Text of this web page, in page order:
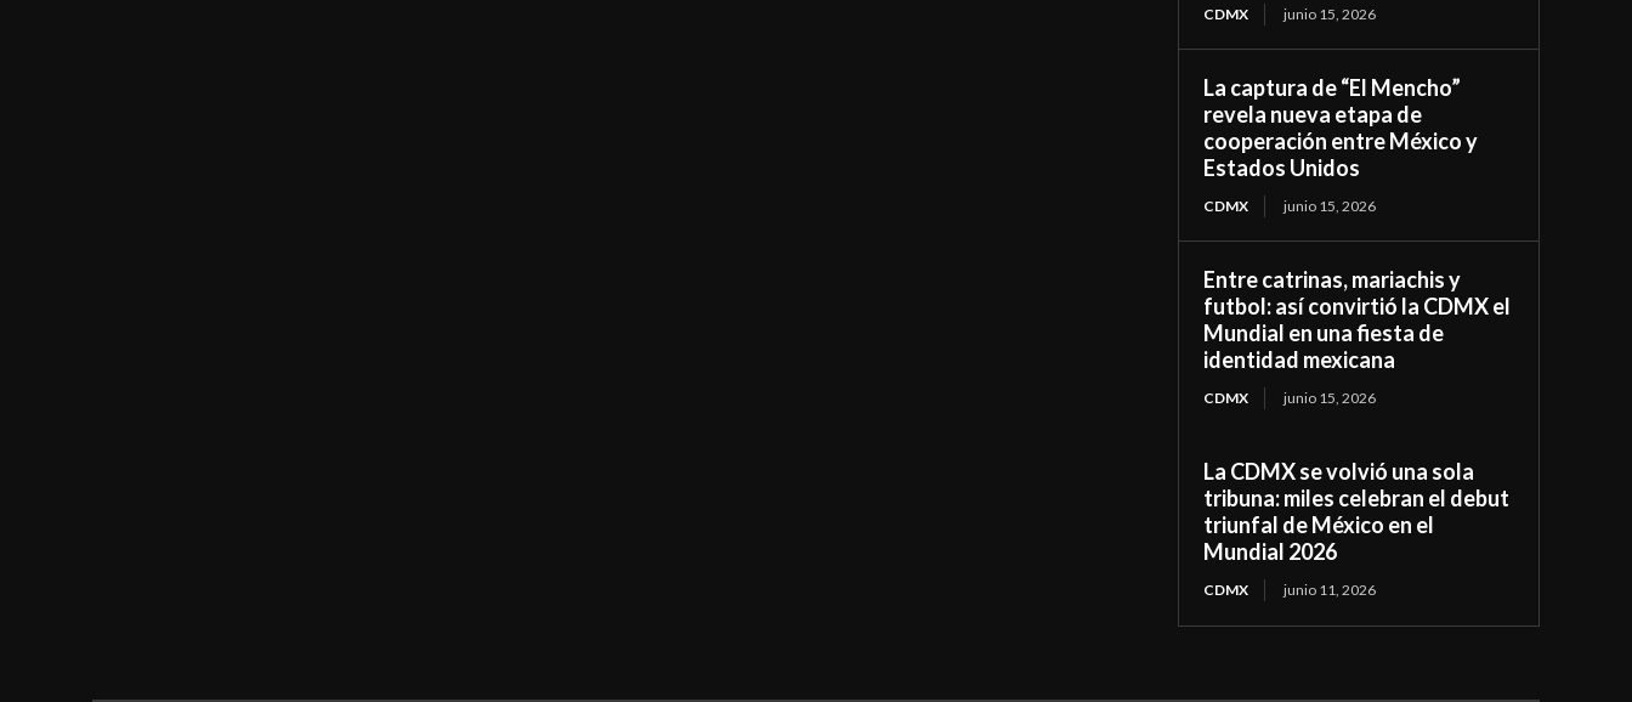
CDMX junio 15, 2026
La captura de “El Mencho”
revela nueva etapa de
cooperación entre México y
Estados Unidos
CDMX junio 15, 2026
Entre catrinas, mariachis y
futbol: así convirtió la CDMX el
Mundial en una fiesta de
identidad mexicana
CDMX junio 15, 2026
La CDMX se volvió una sola
tribuna: miles celebran el debut
triunfal de México en el
Mundial 2026
CDMX junio 11, 2026